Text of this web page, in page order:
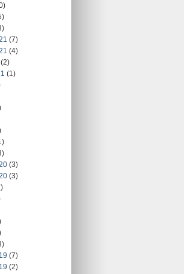
(7)
(4)
(2)
(1)
(3)
(3)
(7)
(2)